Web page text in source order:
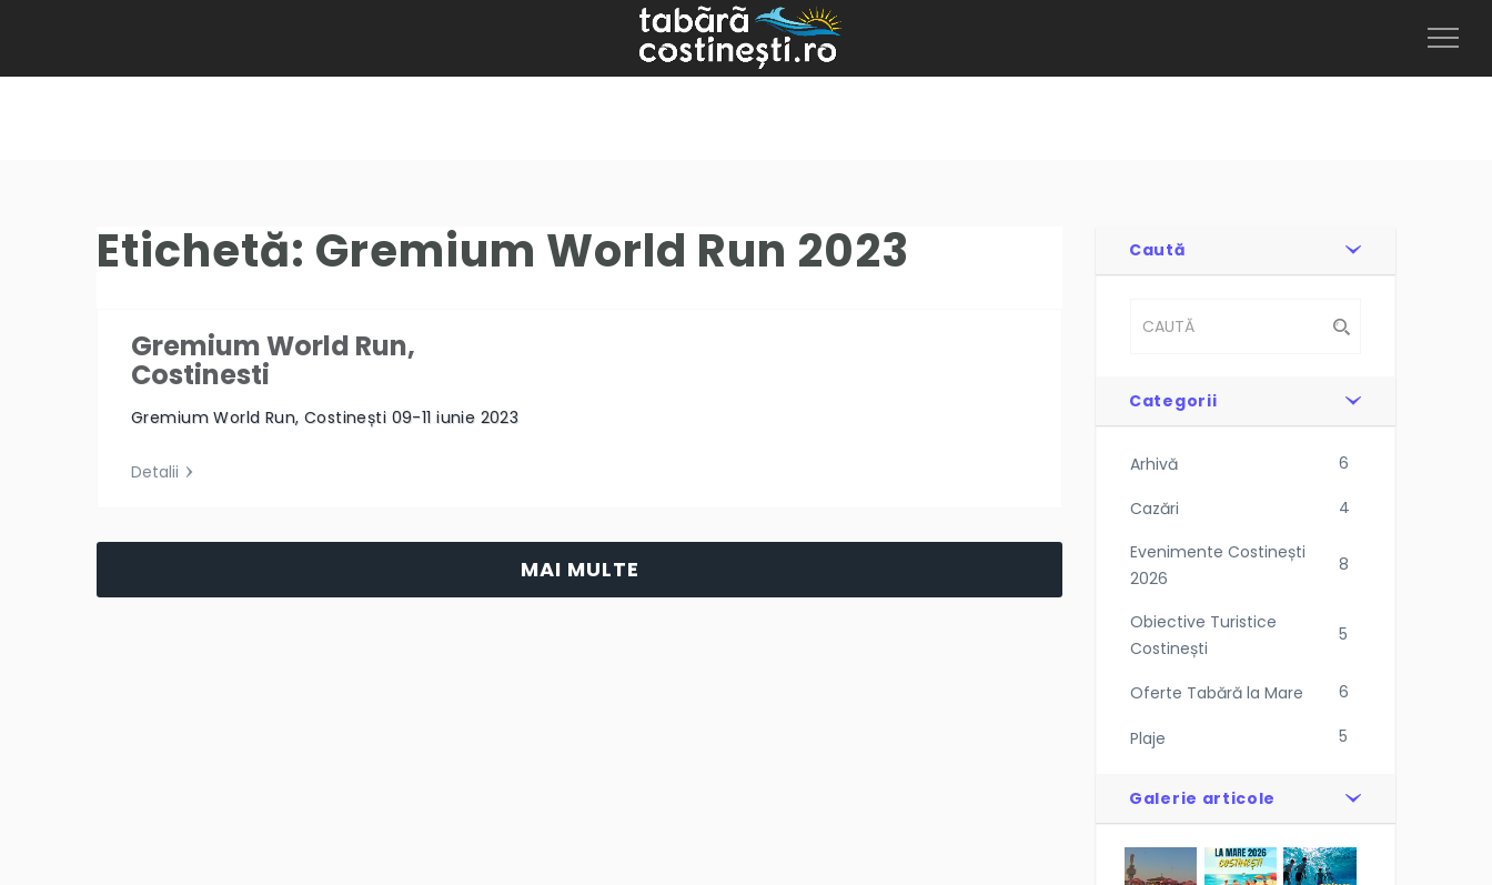
Toggle
Etichetă: Gremium World Run 2023
Gremium World Run,
Costinesti
Gremium World Run, Costinești 09-11 iunie 2023
Detalii
MAI MULTE
Caută
Categorii
Arhivă 6
Cazări 4
Evenimente Costinești
2026
8
Obiective Turistice
Costinești
5
Oferte Tabără la Mare 6
Plaje 5
Galerie articole